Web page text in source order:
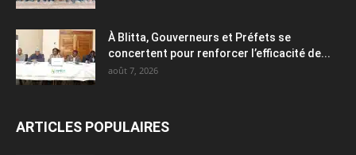
À Blitta, Gouverneurs et Préfets se
concertent pour renforcer l’efficacité de...
août 7, 2026
ARTICLES POPULAIRES